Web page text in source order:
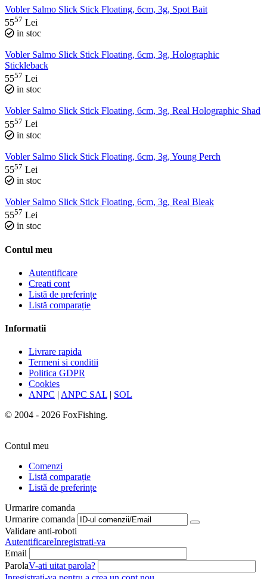
Vobler Salmo Slick Stick Floating, 6cm, 3g, Spot Bait
5557 Lei
in stoc
Vobler Salmo Slick Stick Floating, 6cm, 3g, Holographic
Stickleback
5557 Lei
in stoc
Vobler Salmo Slick Stick Floating, 6cm, 3g, Real Holographic Shad
5557 Lei
in stoc
Vobler Salmo Slick Stick Floating, 6cm, 3g, Young Perch
5557 Lei
in stoc
Vobler Salmo Slick Stick Floating, 6cm, 3g, Real Bleak
5557 Lei
in stoc
Contul meu
Autentificare
Creati cont
Listă de preferințe
Listă comparație
Informatii
Livrare rapida
Termeni si conditii
Politica GDPR
Cookies
ANPC | ANPC SAL | SOL
© 2004 - 2026 FoxFishing.
Contul meu
Comenzi
Listă comparație
Listă de preferințe
Urmarire comanda
Urmarire comanda
Validare anti-roboti
AutentificareInregistrati-va
Email
ParolaV-ati uitat parola?